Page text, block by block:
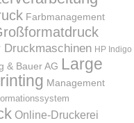
Farbmanagement
Druckmaschinen HP Indigo
& Bauer AG Large
Management
Online-Druckerei